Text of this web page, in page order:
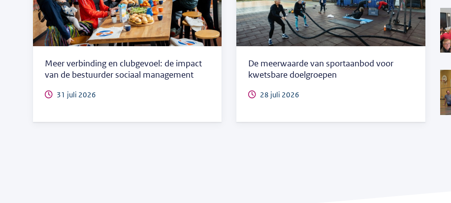
Meer verbinding en clubgevoel: de impact
van de bestuurder sociaal management
31 juli 2026
De meerwaarde van sportaanbod voor
kwetsbare doelgroepen
28 juli 2026